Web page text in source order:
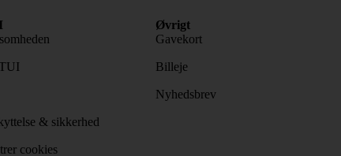
& sikkerhed
cookies
Øvrigt
Gavekort
Billeje
Nyhedsbrev